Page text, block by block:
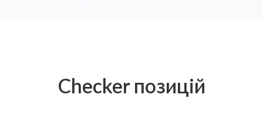
Checker позицій